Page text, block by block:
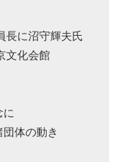
長に沼守輝夫氏
文化会館
に
団体の動き